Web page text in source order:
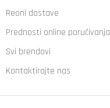
Reoni dostave
Prednosti online poručivanja
Svi brendovi
Kontaktirajte nas